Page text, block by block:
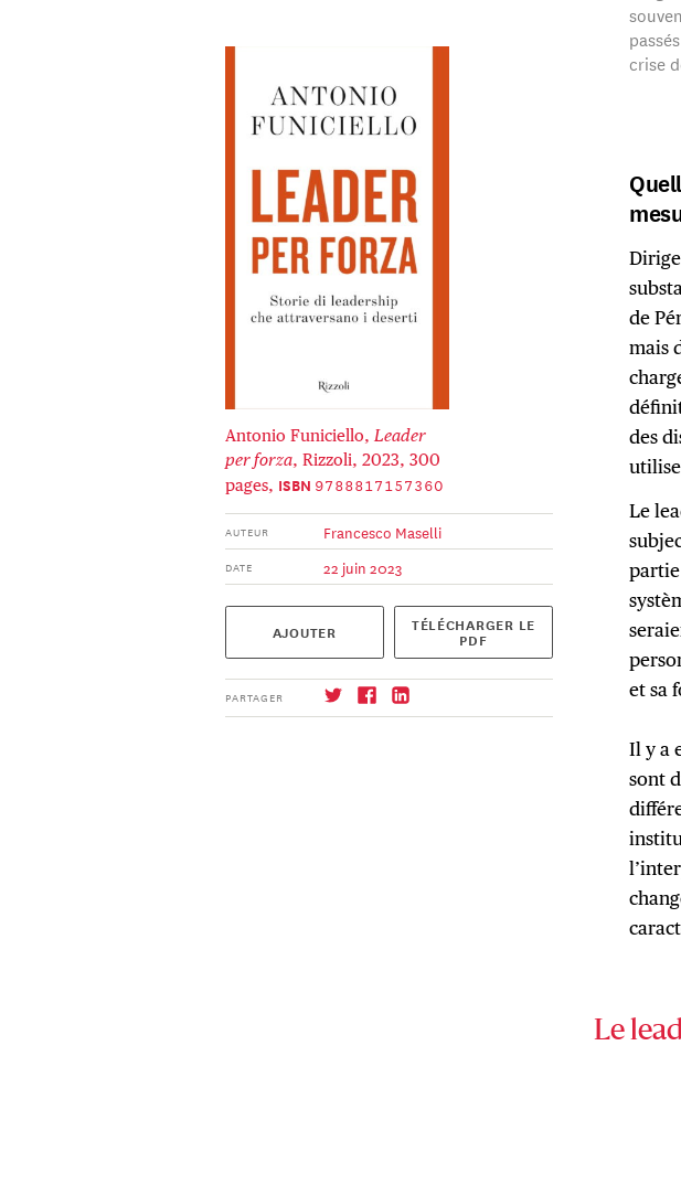
crise
Antonio Funiciello, Leader
per forza, Rizzoli, 2023, 300
pages, ISBN 9788817157360
AUTEUR Francesco Maselli
DATE 22 juin 2023
AJOUTER TÉLÉCHARGER LE
PDF
PARTAGER
de
mais
des
Le
partie
et sa
Il y a
sont
Le